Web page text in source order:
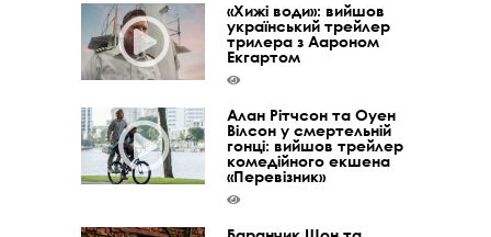
«Хижі води»: вийшов
український трейлер
трилера з Аароном
Екгартом
Алан Рітчсон та Оуен
Вілсон у смертельній
гонці: вийшов трейлер
комедійного екшена
«Перевізник»